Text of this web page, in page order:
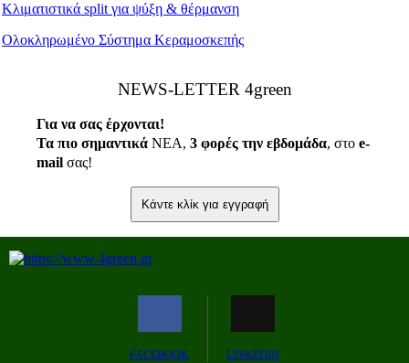
Κλιματιστικά split για ψύξη & θέρμανση
Ολοκληρωμένο Σύστημα Κεραμοσκεπής
ΝEWS-LETTER 4green
Για να σας έρχονται!
Τα πιο σημαντικά ΝΕΑ, 3 φορές την εβδομάδα, στο e-
mail σας!
Κάντε κλίκ για εγγραφή
FACEBOOK LINKEDIN